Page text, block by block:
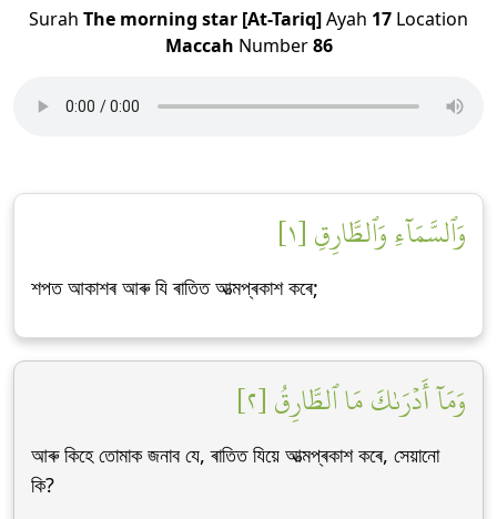
Surah The morning star [At-Tariq]Ayah 17 Location
Maccah Number86
وَٱلسَّمَآءِ وَٱلطَّارِقِ [١]
শপত আকাশৰ আৰু যি ৰাতিত আত্মপ্ৰকাশ কৰে;
وَمَآ أَدۡرَىٰكَ مَا ٱلطَّارِقُ [٢]
আৰু কিহে তোমাক জনাব যে, ৰাতিত যিয়ে আত্মপ্ৰকাশ কৰে, সেয়ানো
কি?